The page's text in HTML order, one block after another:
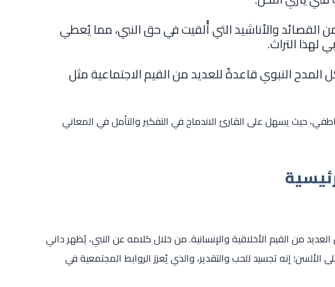
القصائد والأناشيد التي أُلقيت في حق النبي، مما يُعطي
لهذا التراث.
النبوي قاعدةً للعديد من القيم الاجتماعية مثل
حيث يسهل على القارئ الاندماج في التفكير والتأمل في المعاني
من القيم الأخلاقية والإنسانية. من خلال كلامه عن النبي، يُظهر داني
إنه تجسيد للحب والتقدير، والذي يُعزز الروابط المجتمعية في